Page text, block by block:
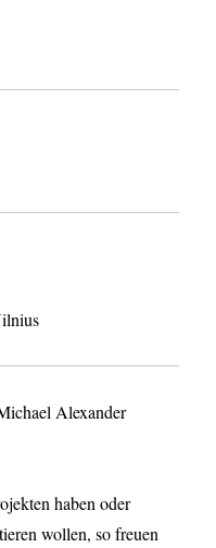
Alexander
haben oder
wollen, so freuen